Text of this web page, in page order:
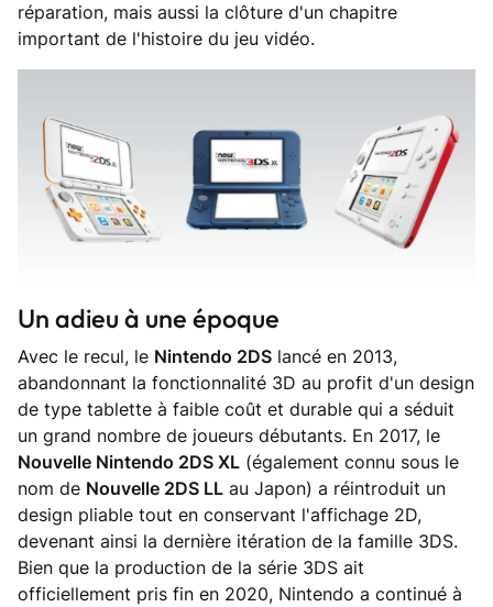
réparation, mais aussi la clôture d'un chapitre
important de l'histoire du jeu vidéo.
Un adieu à une époque
Avec le recul, le Nintendo 2DS lancé en 2013,
abandonnant la fonctionnalité 3D au profit d'un design
de type tablette à faible coût et durable qui a séduit
un grand nombre de joueurs débutants. En 2017, le
Nouvelle Nintendo 2DS XL (également connu sous le
nom de Nouvelle 2DS LL au Japon) a réintroduit un
design pliable tout en conservant l'affichage 2D,
devenant ainsi la dernière itération de la famille 3DS.
Bien que la production de la série 3DS ait
officiellement pris fin en 2020, Nintendo a continué à